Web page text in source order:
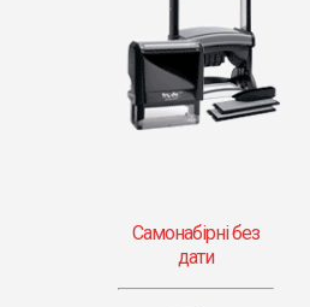
Самонабірні без
дати